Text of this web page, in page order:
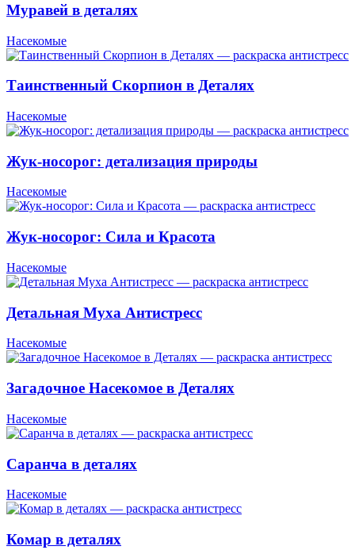
Муравей в деталях
Насекомые
Таинственный Скорпион в Деталях
Насекомые
Жук-носорог: детализация природы
Насекомые
Жук-носорог: Сила и Красота
Насекомые
Детальная Муха Антистресс
Насекомые
Загадочное Насекомое в Деталях
Насекомые
Саранча в деталях
Насекомые
Комар в деталях